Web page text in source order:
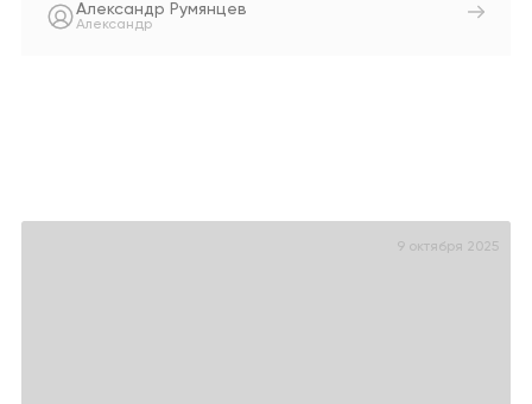
Александр Румянцев
Александр
9 октября 2025